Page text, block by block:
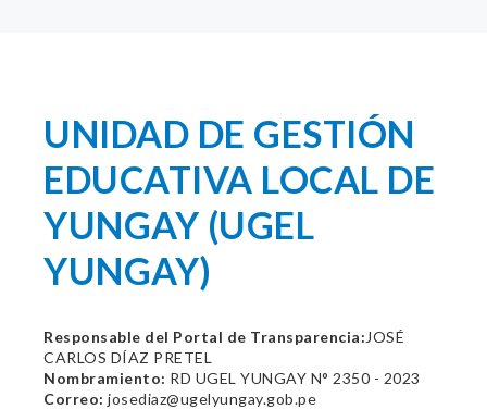
UNIDAD DE GESTIÓN
EDUCATIVA LOCAL DE
YUNGAY (UGEL
YUNGAY)
Responsable del Portal de Transparencia: JOSÉ
CARLOS DÍAZ PRETEL
Nombramiento: RD UGEL YUNGAY N° 2350 - 2023
Correo: josediaz@ugelyungay.gob.pe